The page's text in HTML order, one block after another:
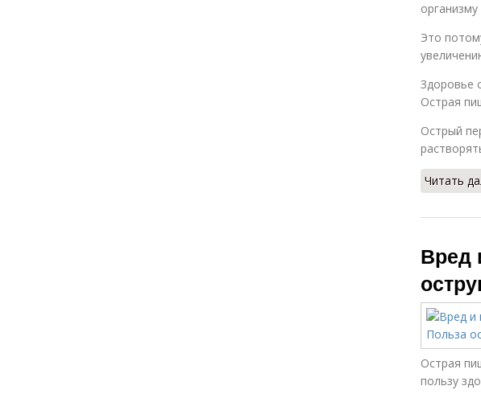
Это
Здоровье
Острая
Острый
Читать
Вред
Острая
пользу